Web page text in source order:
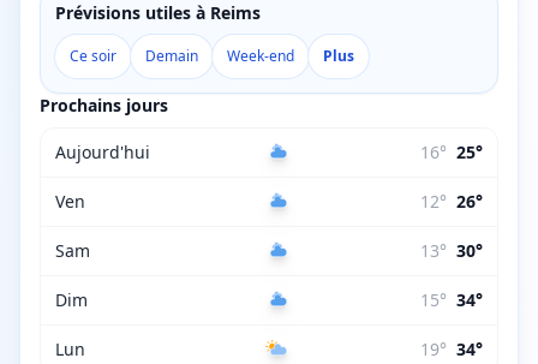
Prévisions utiles à Reims
Ce soir Demain Week-end Plus
Prochains jours
Aujourd'hui 16° 25°
Ven 12° 26°
Sam 13° 30°
Dim 15° 34°
Lun 19° 34°